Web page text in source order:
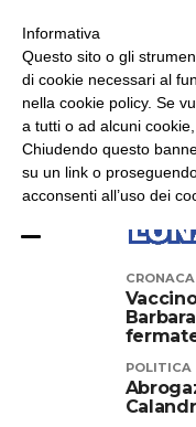
ASCOLTA RADIO LUNA
CRONACA
POLITICA
×
Informativa
Questo sito o gli
di cookie necessari al
nella cookie policy. Se
a tutti o ad alcuni
Chiudendo questo
su un link o
acconsenti all’uso dei